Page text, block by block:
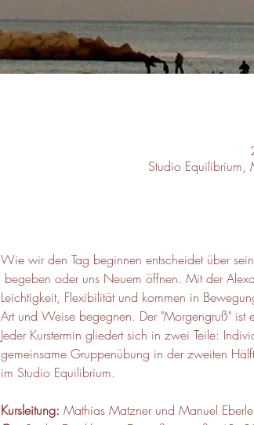
Studio
Wie wir den Tag beginnen entscheidet über
begeben oder uns Neuem öffnen. Mit der
Leichtigkeit, Flexibilität und kommen in
Art und Weise begegnen. Der "Morgengruß" ist
Jeder Kurstermin gliedert sich in zwei Teile:
gemeinsame Gruppenübung in der zweiten
im Studio Equilibrium.
Kursleitung: Mathias Matzner und Manuel Eberle